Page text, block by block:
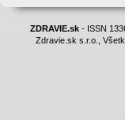
ZDRAVIE.sk- ISSN
Zdravie.sk s.r.o.,